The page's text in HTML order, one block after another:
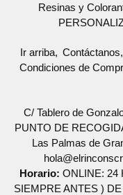
Resinas y
Ir arriba Contáctanos
Condiciones de
C/ Tablero de
PUNTO DE
Las Palmas de
Horario: ONLINE: 24
SIEMPRE ANTES )